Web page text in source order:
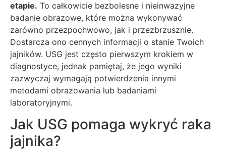
etapie. To całkowicie bezbolesne i nieinwazyjne
badanie obrazowe, które można wykonywać
zarówno przezpochwowo, jak i przezbrzusznie.
Dostarcza ono cennych informacji o stanie Twoich
jajników. USG jest często pierwszym krokiem w
diagnostyce, jednak pamiętaj, że jego wyniki
zazwyczaj wymagają potwierdzenia innymi
metodami obrazowania lub badaniami
laboratoryjnymi.
Jak USG pomaga wykryć raka
jajnika?